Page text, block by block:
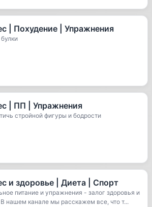
| Похудение | Упражнения
| ПП | Упражнения
стройной фигуры и бодрости
и здоровье | Диета | Спорт
питание и упражнения - залог здоровья и
В нашем канале мы расскажем все, что т...